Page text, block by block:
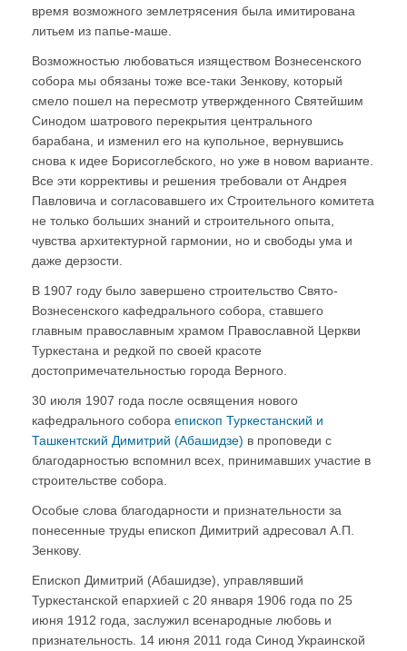
время возможного землетрясения была имитирована
литьем из папье-маше.
Возможностью любоваться изяществом Вознесенского
собора мы обязаны тоже все-таки Зенкову, который
смело пошел на пересмотр утвержденного Святейшим
Синодом шатрового перекрытия центрального
барабана, и изменил его на купольное, вернувшись
снова к идее Борисоглебского, но уже в новом варианте.
Все эти коррективы и решения требовали от Андрея
Павловича и согласовавшего их Строительного комитета
не только больших знаний и строительного опыта,
чувства архитектурной гармонии, но и свободы ума и
даже дерзости.
В 1907 году было завершено строительство Свято-
Вознесенского кафедрального собора, ставшего
главным православным храмом Православной Церкви
Туркестана и редкой по своей красоте
достопримечательностью города Верного.
30 июля 1907 года после освящения нового
кафедрального собора епископ Туркестанский и
Ташкентский Димитрий (Абашидзе) в проповеди с
благодарностью вспомнил всех, принимавших участие в
строительстве собора.
Особые слова благодарности и признательности за
понесенные труды епископ Димитрий адресовал А.П.
Зенкову.
Епископ Димитрий (Абашидзе), управлявший
Туркестанской епархией с 20 января 1906 года по 25
июня 1912 года, заслужил всенародные любовь и
признательность. 14 июня 2011 года Синод Украинской